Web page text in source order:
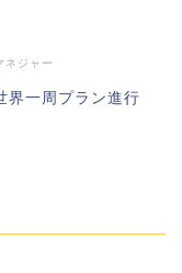
ネジャー
界一周プラン進行